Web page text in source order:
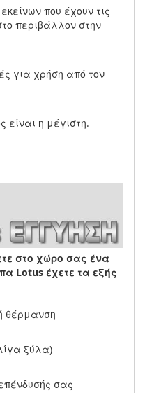
που έχουν τις
περιβάλλον στην
για χρήση από τον
είναι η μέγιστη.
στο χώρο σας ένα
Lotus έχετε τα εξής
θέρμανση
ξύλα)
σας